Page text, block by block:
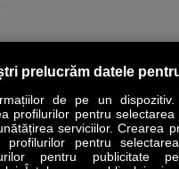
THE CEO LIFESTYLE
prelucrăm datele
de pe un dispozitiv.
profilurilor pentru selectarea
serviciilor. Crearea
profilurilor pentru
pentru publicitate